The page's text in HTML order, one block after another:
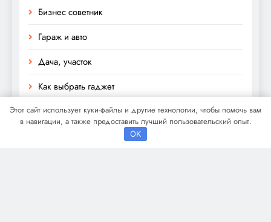
Бизнес советник
Гараж и авто
Дача, участок
Как выбрать гаджет
Новости плюс
Этот сайт использует куки-файлы и другие технологии, чтобы помочь вам
в навигации, а также предоставить лучший пользовательский опыт.
OK